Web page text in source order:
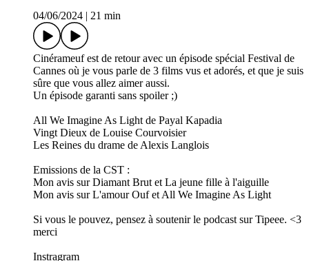
04/06/2024
21 min
Cinérameuf est de retour avec un épisode spécial Festival de
Cannes où je vous parle de 3 films vus et adorés, et que je suis
sûre que vous allez aimer aussi.
Un épisode garanti sans spoiler ;)
All We Imagine As Light de Payal Kapadia
Vingt Dieux de Louise Courvoisier
Les Reines du drame de Alexis Langlois
Emissions de la CST :
Mon avis sur Diamant Brut et La jeune fille à l'aiguille
Mon avis sur L'amour Ouf et All We Imagine As Light
Si vous le pouvez, pensez à soutenir le podcast sur Tipeee. <3
merci
Instragram